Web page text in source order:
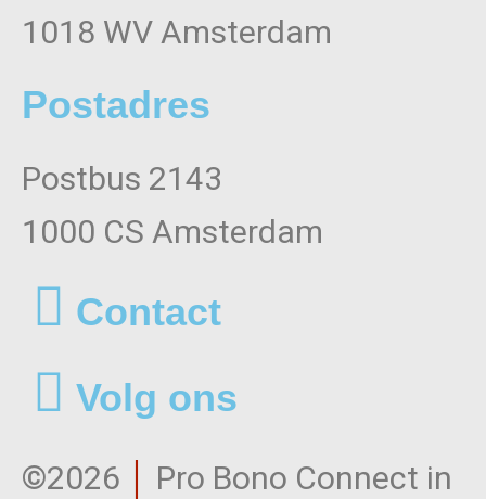
1018 WV Amsterdam
Postadres
Postbus 2143
1000 CS Amsterdam
Contact
Volg ons
©2026
Pro Bono Connect in